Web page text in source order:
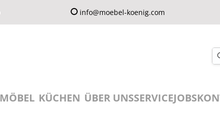
info@moebel-koenig.com
MÖBEL KÜCHEN ÜBER UNSSERVICEJOBS